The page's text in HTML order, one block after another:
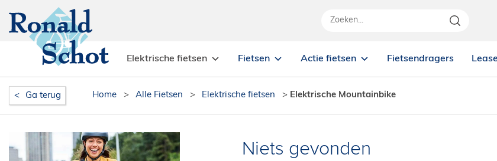
Elektrische fietsen Fietsen Actie fietsen Fietsendragers
Ga terug Home > Alle Fietsen > Elektrische fietsen > Elektrische Mountainbike
Niets gevonden